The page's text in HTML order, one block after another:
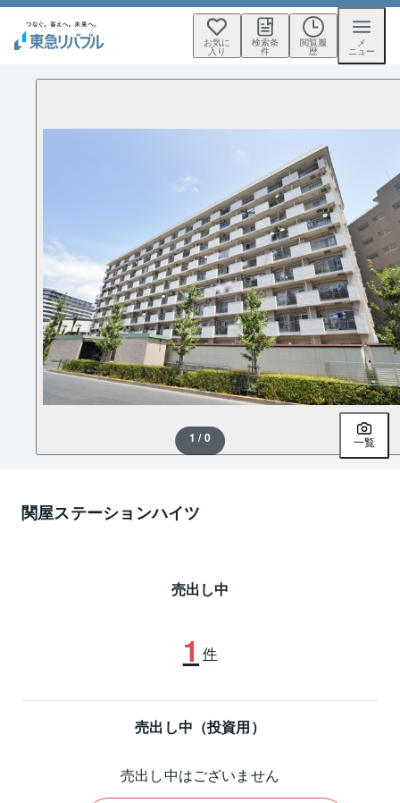
お気に
入り
検索条
件
閲覧履
歴
メ
ニュー
1 / 0 一覧
関屋ステーションハイツ
売出し中
1 件
売出し中（投資用）
売出し中はございません